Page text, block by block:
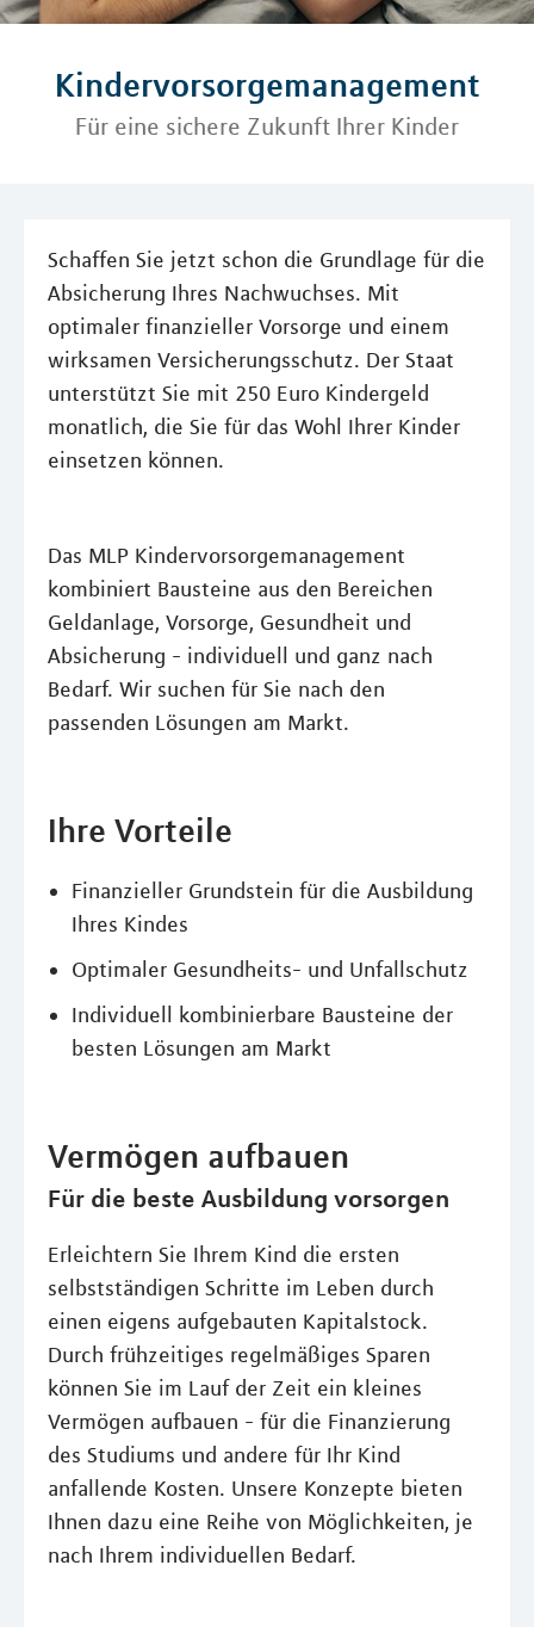
Kindervorsorgemanagement
Für eine sichere Zukunft Ihrer Kinder
Schaffen Sie jetzt schon die Grundlage für die
Absicherung Ihres Nachwuchses. Mit
optimaler finanzieller Vorsorge und einem
wirksamen Versicherungsschutz. Der Staat
unterstützt Sie mit 250 Euro Kindergeld
monatlich, die Sie für das Wohl Ihrer Kinder
einsetzen können.
Das MLP Kindervorsorgemanagement
kombiniert Bausteine aus den Bereichen
Geldanlage, Vorsorge, Gesundheit und
Absicherung - individuell und ganz nach
Bedarf. Wir suchen für Sie nach den
passenden Lösungen am Markt.
Ihre Vorteile
Finanzieller Grundstein für die Ausbildung
Ihres Kindes
Optimaler Gesundheits- und Unfallschutz
Individuell kombinierbare Bausteine der
besten Lösungen am Markt
Vermögen aufbauen
Für die beste Ausbildung vorsorgen
Erleichtern Sie Ihrem Kind die ersten
selbstständigen Schritte im Leben durch
einen eigens aufgebauten Kapitalstock.
Durch frühzeitiges regelmäßiges Sparen
können Sie im Lauf der Zeit ein kleines
Vermögen aufbauen - für die Finanzierung
des Studiums und andere für Ihr Kind
anfallende Kosten. Unsere Konzepte bieten
Ihnen dazu eine Reihe von Möglichkeiten, je
nach Ihrem individuellen Bedarf.